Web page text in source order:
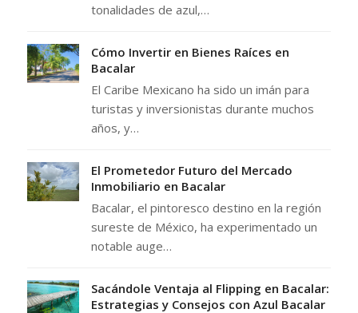
tonalidades de azul,…
Cómo Invertir en Bienes Raíces en
Bacalar
El Caribe Mexicano ha sido un imán para
turistas y inversionistas durante muchos
años, y…
El Prometedor Futuro del Mercado
Inmobiliario en Bacalar
Bacalar, el pintoresco destino en la región
sureste de México, ha experimentado un
notable auge…
Sacándole Ventaja al Flipping en Bacalar:
Estrategias y Consejos con Azul Bacalar